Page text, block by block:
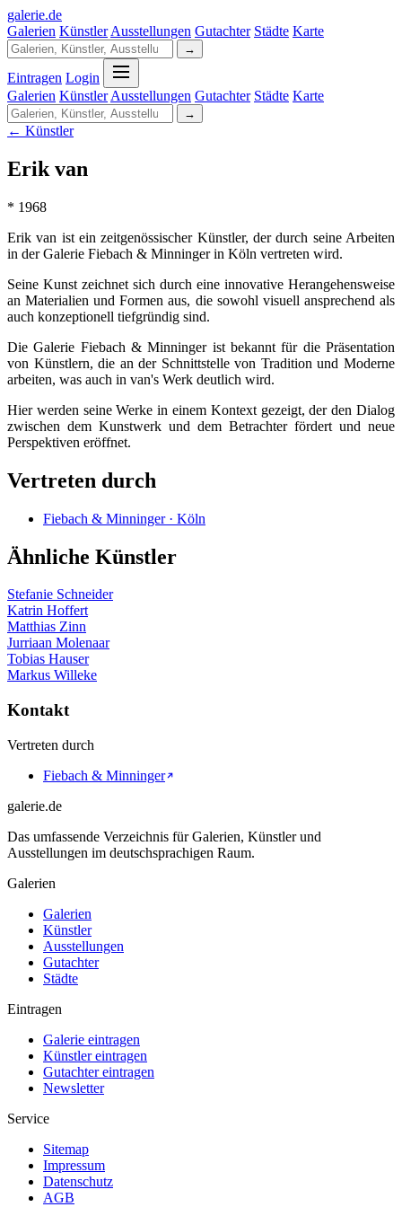
galerie.de
Galerien Künstler Ausstellungen Gutachter Städte Karte
→
Eintragen Login
Galerien Künstler Ausstellungen Gutachter Städte Karte
→
← Künstler
Erik van
* 1968
Erik van ist ein zeitgenössischer Künstler, der durch seine Arbeiten
in der Galerie Fiebach & Minninger in Köln vertreten wird.
Seine Kunst zeichnet sich durch eine innovative Herangehensweise
an Materialien und Formen aus, die sowohl visuell ansprechend als
auch konzeptionell tiefgründig sind.
Die Galerie Fiebach & Minninger ist bekannt für die Präsentation
von Künstlern, die an der Schnittstelle von Tradition und Moderne
arbeiten, was auch in van's Werk deutlich wird.
Hier werden seine Werke in einem Kontext gezeigt, der den Dialog
zwischen dem Kunstwerk und dem Betrachter fördert und neue
Perspektiven eröffnet.
Vertreten durch
Fiebach & Minninger · Köln
Ähnliche Künstler
Stefanie Schneider
Katrin Hoffert
Matthias Zinn
Jurriaan Molenaar
Tobias Hauser
Markus Willeke
Kontakt
Vertreten durch
Fiebach & Minninger
galerie.de
Das umfassende Verzeichnis für Galerien, Künstler und
Ausstellungen im deutschsprachigen Raum.
Galerien
Galerien
Künstler
Ausstellungen
Gutachter
Städte
Eintragen
Galerie eintragen
Künstler eintragen
Gutachter eintragen
Newsletter
Service
Sitemap
Impressum
Datenschutz
AGB